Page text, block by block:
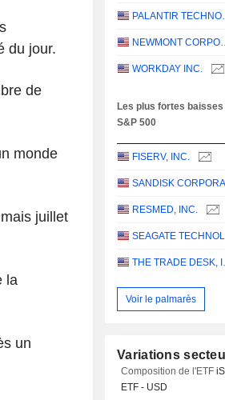
du jour.
de
monde
juillet
la
un
WORKDAY INC.
Les plus fortes baisses
S&P 500
FISERV, INC.
RESMED, INC.
Voir le palmarès
Variations
Composition de l'ETF
ETF - USD